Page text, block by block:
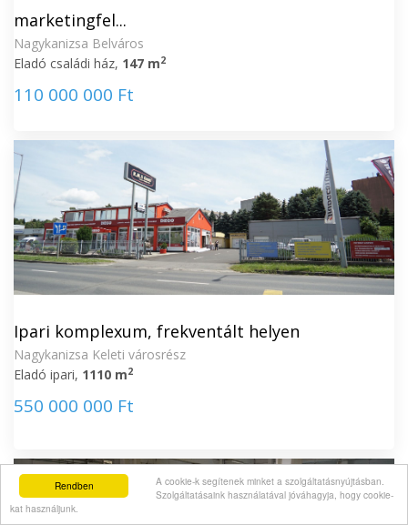
Rendben
A cookie-k segítenek minket a szolgáltatásnyújtásban.
Szolgáltatásaink használatával jóváhagyja, hogy cookie-
kat használjunk.
marketingfel...
Nagykanizsa Belváros
Eladó családi ház, 147 m2
110 000 000 Ft
Ipari komplexum, frekventált helyen
Nagykanizsa Keleti városrész
Eladó ipari, 1110 m2
550 000 000 Ft